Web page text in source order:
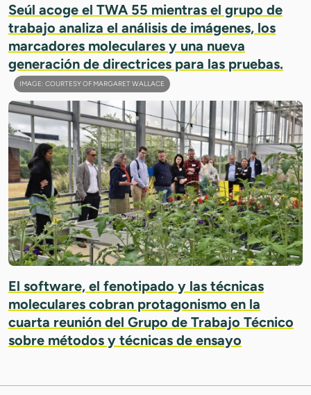
Seúl acoge el TWA 55 mientras el grupo de
trabajo analiza el análisis de imágenes, los
marcadores moleculares y una nueva
generación de directrices para las pruebas.
IMAGE: COURTESY OF MARGARET WALLACE
El software, el fenotipado y las técnicas
moleculares cobran protagonismo en la
cuarta reunión del Grupo de Trabajo Técnico
sobre métodos y técnicas de ensayo